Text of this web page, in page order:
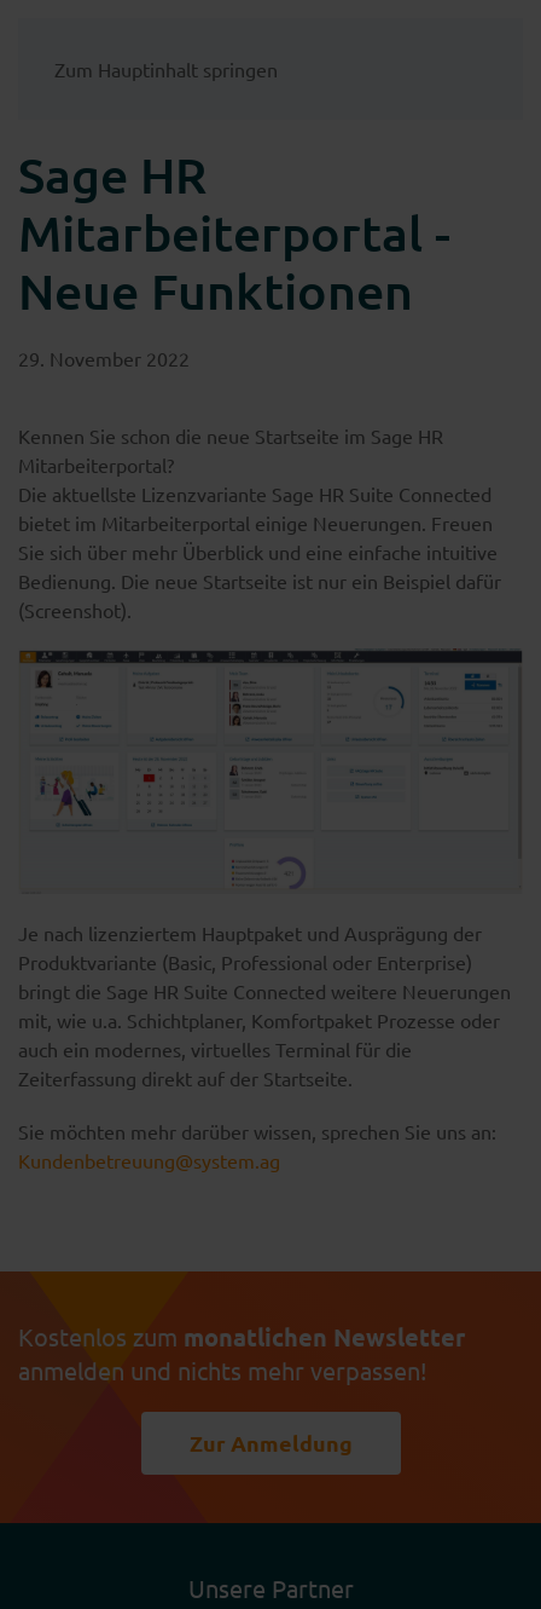
Zum Hauptinhalt springen
Sage HR
Mitarbeiterportal -
Neue Funktionen
29. November 2022
Kennen Sie schon die neue Startseite im Sage HR
Mitarbeiterportal?
Die aktuellste Lizenzvariante Sage HR Suite Connected
bietet im Mitarbeiterportal einige Neuerungen. Freuen
Sie sich über mehr Überblick und eine einfache intuitive
Bedienung. Die neue Startseite ist nur ein Beispiel dafür
(Screenshot).
Je nach lizenziertem Hauptpaket und Ausprägung der
Produktvariante (Basic, Professional oder Enterprise)
bringt die Sage HR Suite Connected weitere Neuerungen
mit, wie u.a. Schichtplaner, Komfortpaket Prozesse oder
auch ein modernes, virtuelles Terminal für die
Zeiterfassung direkt auf der Startseite.
Sie möchten mehr darüber wissen, sprechen Sie uns an:
Kundenbetreuung@system.ag
Kostenlos zum monatlichen Newsletter
anmelden und nichts mehr verpassen!
Zur Anmeldung
Unsere Partner